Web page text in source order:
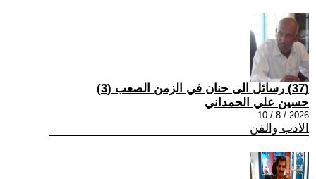
(37) رسائل الى حنان في الزمن الصعب (3)
حسين علي الحمداني
2026 / 8 / 10
الادب والفن